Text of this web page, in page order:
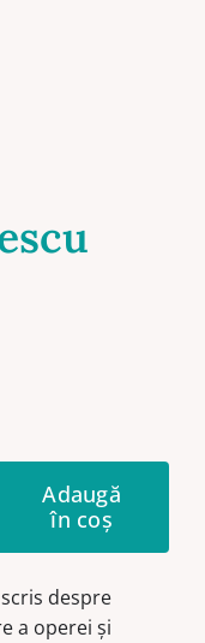
Adaugă
în coș
despre
a operei şi